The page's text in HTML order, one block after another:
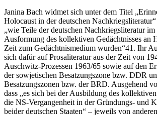
Janina Bach widmet sich unter dem Titel
Holocaust in der deutschen Nachkriegsliteratur“
„wie Teile der deutschen Nachkriegsliteratur im
Ausformung des kollektiven Gedächtnisses an
Zeit zum Gedächtnismedium wurden“41 . Ihr
sich dafür auf Prosaliteratur aus der Zeit von
Auschwitz-Prozessen 1963/65 sowie auf den
der sowjetischen Besatzungszone bzw. DDR
Besatzungszonen bzw. derBRD. Ausgehend
dass „es sich bei der Ausbildung des
die NS-Vergangenheit in der Gründungs- und
beider deutschen Staaten“ – jeweils von